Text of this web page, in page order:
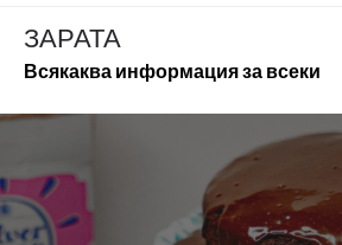
Skip
content
ЗАРАТА
Всякаква информация за всеки